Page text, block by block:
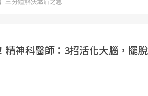
精神科醫師：3招活化大腦，擺脫